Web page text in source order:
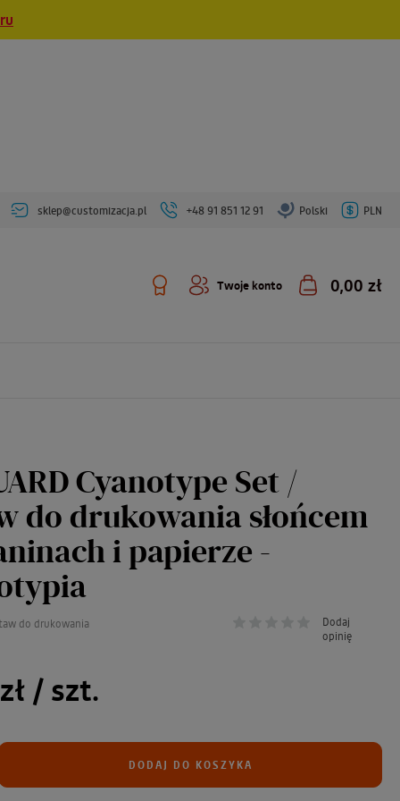
sklep@customizacja.pl +48 91 851 12 91 Polski PLN
Twoje konto 0,00 zł
Cyanotype Set /
do drukowania słońcem
i papierze -
do drukowania
Dodaj
opinię
/ szt.
DODAJ DO KOSZYKA